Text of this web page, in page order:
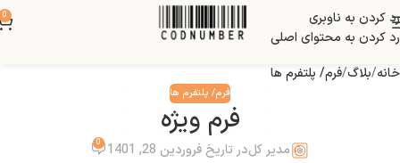
رد کردن به ناوبری
رد کردن به محتوای اصلی
0
بلاگ
خانه بلاگ فرم/ پلتفرم ها
فرم/ پلتفرم ها
فرم ویژه
مدیر کلدر تاریخ فروردین 28, 1401 0